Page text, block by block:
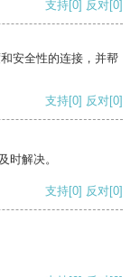
支持[0] 反对[0]
安全性的连接，并帮
支持[0] 反对[0]
时解决。
支持[0] 反对[0]